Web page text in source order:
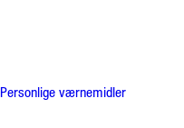
Personlige værnemidler